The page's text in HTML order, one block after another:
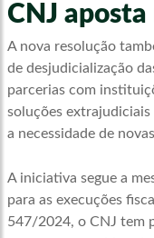
CNJ
A nova resolução
de desjudicialização
parcerias com
soluções
a necessidade de
A iniciativa segue a
para as execuções
547/2024, o CNJ tem